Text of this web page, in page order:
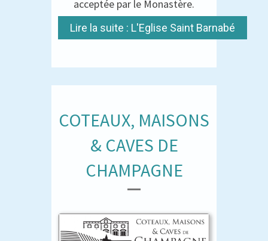
acceptée par le Monastère.
Lire la suite : L'Eglise Saint Barnabé
COTEAUX, MAISONS
& CAVES DE
CHAMPAGNE